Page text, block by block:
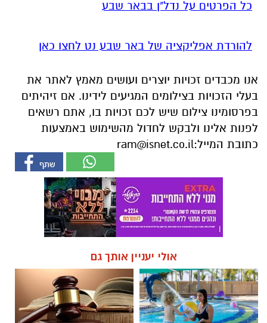
כל הפרטים על נדל"ן בבאר שבע
להורדת אפליקציה של באר שבע נט לחצו כאן
אנו מכבדים זכויות יוצרים ועושים מאמץ לאתר את
בעלי הזכויות בצילומים המגיעים לידינו. אם זיהיתים
בפרסומינו צילום שיש לכם זכויות בו, אתם רשאים
לפנות אלינו ולבקש לחדול מהשימוש באמצעות
כתובת המייל:ram@isnet.co.il
אולי יעניין אותך גם